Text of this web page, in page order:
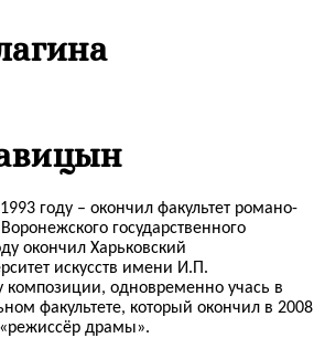
году – окончил факультет романо-
государственного
окончил Харьковский
искусств имени И.П.
композиции, одновременно учась в
факультете, который окончил в 2008
драмы».